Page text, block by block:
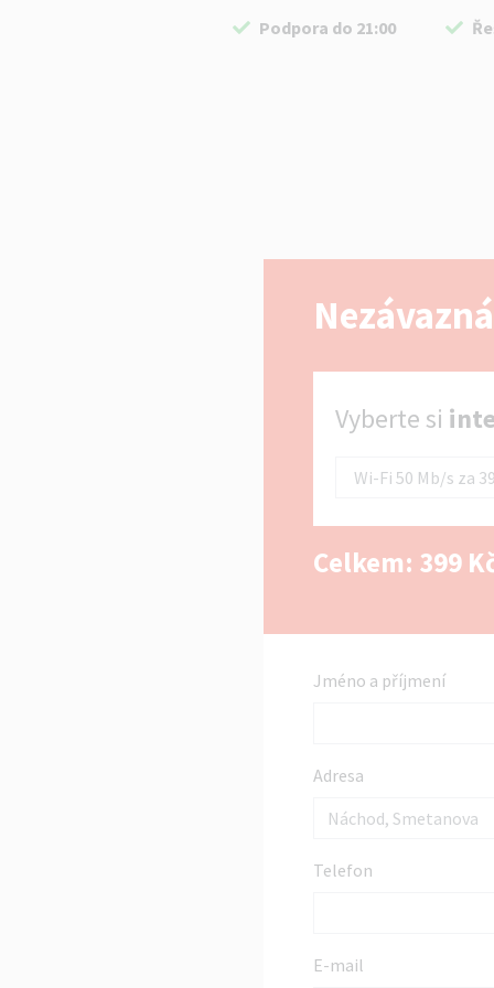
Podpora do 21:00
Vyberte si internet
Vyberte si
Celkem: 399
Jméno a příjmení
Adresa
Telefon
E-mail